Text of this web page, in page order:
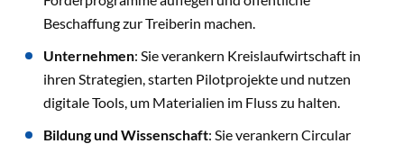
Beschaffung zur Treiberin machen.
Unternehmen: Sie verankern Kreislaufwirtschaft in
ihren Strategien, starten Pilotprojekte und nutzen
digitale Tools, um Materialien im Fluss zu halten.
Bildung und Wissenschaft: Sie verankern Circular